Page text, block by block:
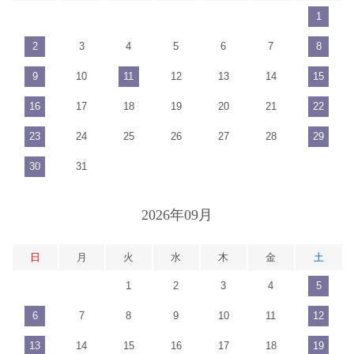
1
2 3 4 5 6 7 8
9 10 11 12 13 14 15
16 17 18 19 20 21 22
23 24 25 26 27 28 29
30 31
2026年09月
日 月 火 水 木 金 土
1 2 3 4 5
6 7 8 9 10 11 12
13 14 15 16 17 18 19